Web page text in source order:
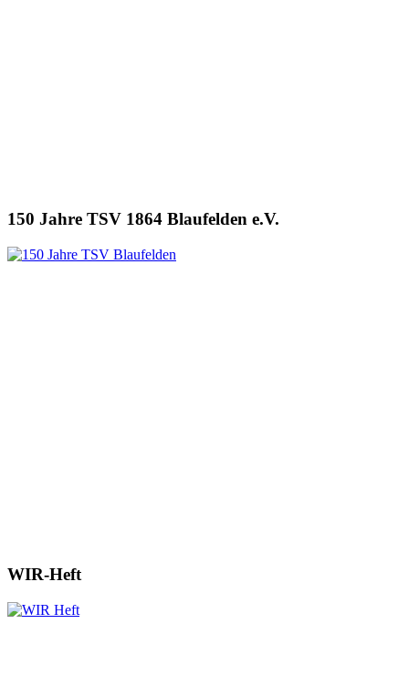
150 Jahre TSV 1864 Blaufelden e.V.
WIR-Heft